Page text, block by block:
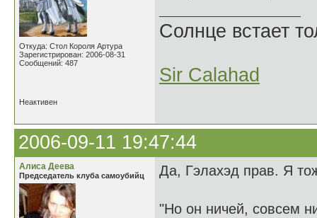
Откуда: Стол Короля Артура
Зарегистрирован: 2006-08-31
Сообщений: 487
Солнце встает
Sir Calahad
Неактивен
2006-09-11 19:47:44
Алиса Деева
Председатель клуба самоубийц Да, Гэлахэд прав. Я
"Но он ничей, совсем